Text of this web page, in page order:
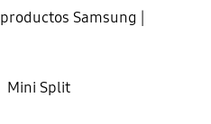
Samsung |
Mini Split